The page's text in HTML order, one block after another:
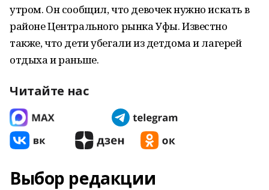
утром. Он сообщил, что девочек нужно искать в
районе Центрального рынка Уфы. Известно
также, что дети убегали из детдома и лагерей
отдыха и раньше.
Читайте нас
Выбор редакции